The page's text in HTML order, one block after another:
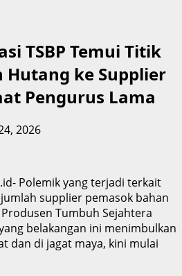
TSBP Temui Titik
Hutang ke Supplier
Pengurus Lama
2026
Polemik yang terjadi terkait
supplier pemasok bahan
Tumbuh Sejahtera
belakangan ini menimbulkan
dan di jagat maya, kini mulai